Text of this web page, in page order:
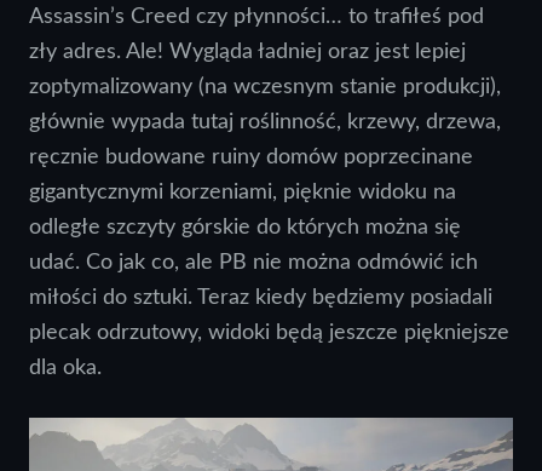
Assassin’s Creed czy płynności… to trafiłeś pod
zły adres. Ale! Wygląda ładniej oraz jest lepiej
zoptymalizowany (na wczesnym stanie produkcji),
głównie wypada tutaj roślinność, krzewy, drzewa,
ręcznie budowane ruiny domów poprzecinane
gigantycznymi korzeniami, pięknie widoku na
odległe szczyty górskie do których można się
udać. Co jak co, ale PB nie można odmówić ich
miłości do sztuki. Teraz kiedy będziemy posiadali
plecak odrzutowy, widoki będą jeszcze piękniejsze
dla oka.